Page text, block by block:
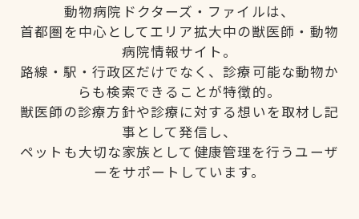
動物病院ドクターズ・ファイルは、
首都圏を中心としてエリア拡大中の獣医師・動物
病院情報サイト。
路線・駅・行政区だけでなく、診療可能な動物か
らも検索できることが特徴的。
獣医師の診療方針や診療に対する想いを取材し記
事として発信し、
ペットも大切な家族として健康管理を行うユーザ
ーをサポートしています。